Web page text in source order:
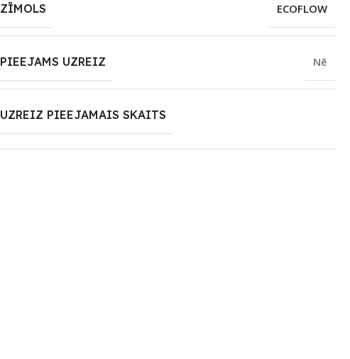
ZĪMOLS ECOFLOW
PIEEJAMS UZREIZ Nē
UZREIZ PIEEJAMAIS SKAITS